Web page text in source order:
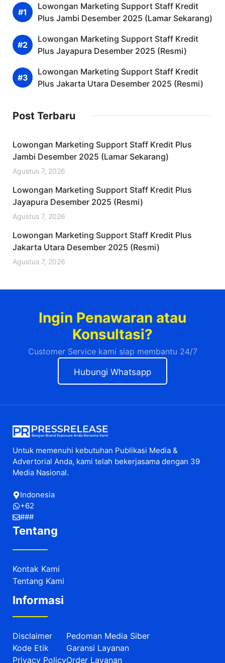
Lowongan Marketing Support Staff Kredit
Plus Jambi Desember 2025 (Lamar Sekarang)
Lowongan Marketing Support Staff Kredit
Plus Jayapura Desember 2025 (Resmi)
Lowongan Marketing Support Staff Kredit
Plus Jakarta Utara Desember 2025 (Resmi)
Post Terbaru
Lowongan Marketing Support Staff Kredit Plus
Jambi Desember 2025 (Lamar Sekarang)
Agustus 7, 2026
Lowongan Marketing Support Staff Kredit Plus
Jayapura Desember 2025 (Resmi)
Agustus 7, 2026
Lowongan Marketing Support Staff Kredit Plus
Jakarta Utara Desember 2025 (Resmi)
Agustus 7, 2026
Ingin Penawaran atau
Konsultasi?
Customer Service kami siap membantu 24/7
Hubungi Whatsapp
Untuk memenuhi kebutuhan Publikasi Media &
Advertorial Anda, kami telah bekerjasama dengan 39
Media Nasional.
Indonesia
+62
###
Tentang
Kontak Kami
Tentang Kami
Informasi
Disclaimer
Kode Etik
Privacy Policy
Pedoman Media Siber
Garansi Layanan
Order Layanan